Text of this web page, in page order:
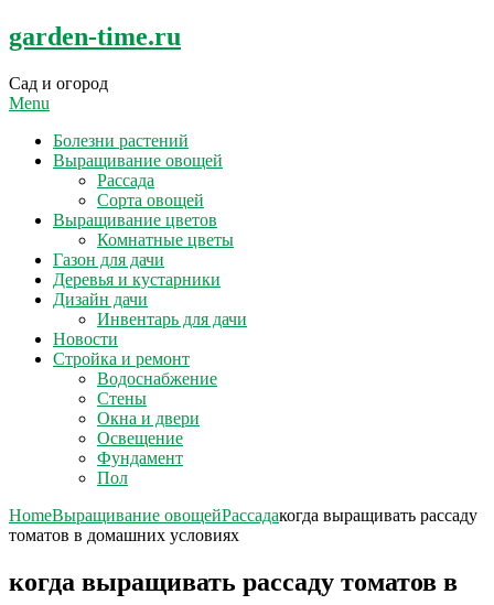
Skip
to
garden-time.ru
Сад и огород
Menu
Болезни растений
Выращивание овощей
Рассада
Сорта овощей
Выращивание цветов
Комнатные цветы
Газон для дачи
Деревья и кустарники
Дизайн дачи
Инвентарь для дачи
Новости
Стройка и ремонт
Водоснабжение
Стены
Окна и двери
Освещение
Фундамент
Пол
HomeВыращивание овощейРассадакогда выращивать рассаду
томатов в домашних условиях
когда выращивать рассаду томатов в